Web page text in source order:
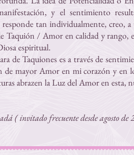
y el sentimiento
tan individualmente, creo,
Taquión / Amor en calidad y
espiritual.
de Taquiones es a través de
de mayor Amor en mi corazón y en
abrazen la Luz del Amor en esta,
(invitado frecuente desde agosto de